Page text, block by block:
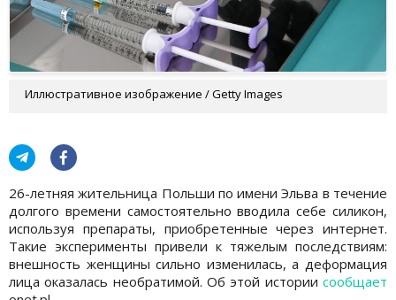
Иллюстративное изображение / Getty Images
26-летняя жительница Польши по имени Эльва в течение
долгого времени самостоятельно вводила себе силикон,
используя препараты, приобретенные через интернет.
Такие эксперименты привели к тяжелым последствиям:
внешность женщины сильно изменилась, а деформация
лица оказалась необратимой. Об этой истории сообщает